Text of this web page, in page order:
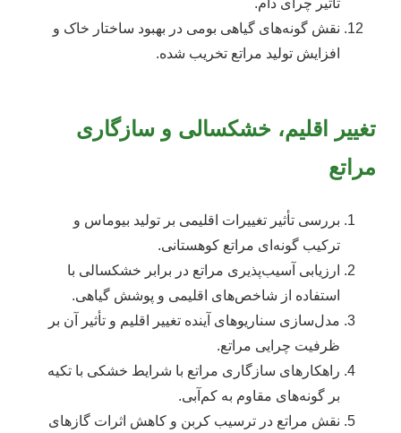
تأثیر چرای دام.
نقش گونه‌های گیاهی بومی در بهبود ساختار خاک و
افزایش تولید مراتع تخریب شده.
تغییر اقلیم، خشکسالی و سازگاری
مراتع
بررسی تأثیر تغییرات اقلیمی بر تولید بیوماس و
ترکیب گونه‌ای مراتع کوهستانی.
ارزیابی آسیب‌پذیری مراتع در برابر خشکسالی با
استفاده از شاخص‌های اقلیمی و پوشش گیاهی.
مدل‌سازی سناریوهای آینده تغییر اقلیم و تأثیر آن بر
ظرفیت چرایی مراتع.
راهکارهای سازگاری مراتع با شرایط خشکی با تکیه
بر گونه‌های مقاوم به کم‌آبی.
نقش مراتع در ترسیب کربن و کاهش اثرات گازهای